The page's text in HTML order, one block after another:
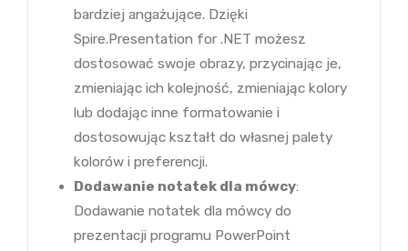
bardziej angażujące. Dzięki
Spire.Presentation for .NET możesz
dostosować swoje obrazy, przycinając je,
zmieniając ich kolejność, zmieniając kolory
lub dodając inne formatowanie i
dostosowując kształt do własnej palety
kolorów i preferencji.
Dodawanie notatek dla mówcy:
Dodawanie notatek dla mówcy do
prezentacji programu PowerPoint